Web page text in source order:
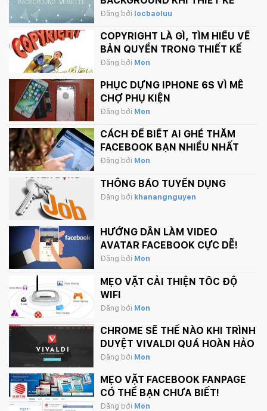
WEBSITE
Đăng bởi locbaoluu
COPYRIGHT LÀ GÌ, TÌM HIỂU VỀ
BẢN QUYỀN TRONG THIẾT KẾ
Đăng bởi Mon
PHỤC DỰNG IPHONE 6S VÌ MÊ
CHỢ PHỤ KIỆN
Đăng bởi Mon
CÁCH ĐỂ BIẾT AI GHÉ THĂM
FACEBOOK BẠN NHIỀU NHẤT
Đăng bởi Mon
THÔNG BÁO TUYỂN DỤNG
Đăng bởi khanangnguyen
HƯỚNG DẪN LÀM VIDEO
AVATAR FACEBOOK CỰC DỄ!
Đăng bởi Mon
MẸO VẶT CẢI THIỆN TỐC ĐỘ
WIFI
Đăng bởi Mon
CHROME SẼ THẾ NÀO KHI TRÌNH
DUYỆT VIVALDI QUÁ HOÀN HẢO
Đăng bởi Mon
MẸO VẶT FACEBOOK FANPAGE
CÓ THỂ BẠN CHƯA BIẾT!
Đăng bởi Mon